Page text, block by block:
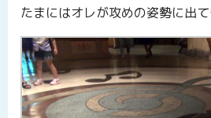
たまにはオレが攻めの姿勢に出て